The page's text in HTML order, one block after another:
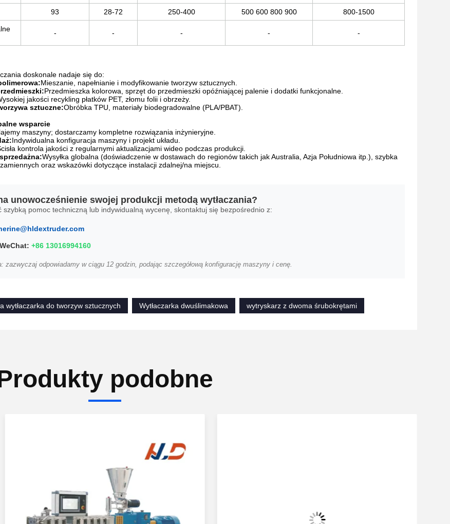
93 28-72 250-400 500 600 800 900 800-1500
- - - - -
doskonale nadaje się do:
Mieszanie, napełnianie i modyfikowanie tworzyw sztucznych.
Przedmieszka kolorowa, sprzęt do przedmieszki opóźniającej palenie i dodatki funkcjonalne.
jakości recykling płatków PET, złomu folii i obrzeży.
sztuczne:Obróbka TPU, materiały biodegradowalne (PLA/PBAT).
wsparcie
maszyny; dostarczamy kompletne rozwiązania inżynieryjne.
Indywidualna konfiguracja maszyny i projekt układu.
kontrola jakości z regularnymi aktualizacjami wideo podczas produkcji.
Wysyłka globalna (doświadczenie w dostawach do regionów takich jak Australia, Azja Południowa itp.), szybka
oraz wskazówki dotyczące instalacji zdalnej/na miejscu.
unowocześnienie swojej produkcji metodą wytłaczania?
szybką pomoc techniczną lub indywidualną wycenę, skontaktuj się bezpośrednio z:
+86 13016994160
zazwyczaj odpowiadamy w ciągu 12 godzin, podając szczegółową konfigurację maszyny i cenę.
wytłaczarka do tworzyw sztucznych
Wytłaczarka dwuślimakowa wytryskarz z dwoma śrubokrętami
podobne